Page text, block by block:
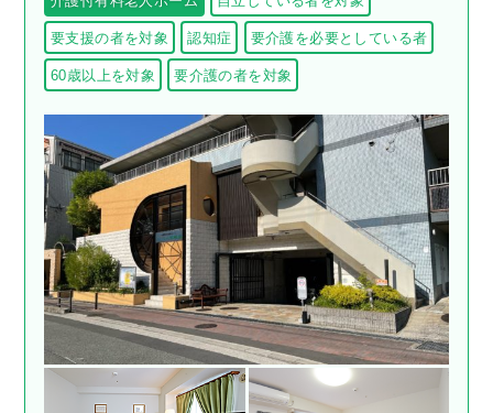
要支援の者を対象 認知症 要介護を必要としている者
60歳以上を対象 要介護の者を対象